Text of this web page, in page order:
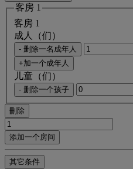
客房 1
客房 1
成人（们）
- 删除一名成年人
+加一个成年人
儿童（们）
- 删除一个孩子
刪除
添加一个房间
其它条件